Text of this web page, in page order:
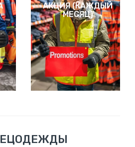
АКЦИЯ (КАЖДЫЙ
МЕСЯЦ)